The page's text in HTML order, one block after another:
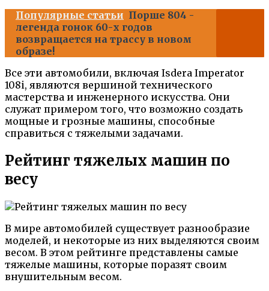
Популярные статьи Порше 804 -
легенда гонок 60-х годов
возвращается на трассу в новом
образе!
Все эти автомобили, включая Isdera Imperator
108i, являются вершиной технического
мастерства и инженерного искусства. Они
служат примером того, что возможно создать
мощные и грозные машины, способные
справиться с тяжелыми задачами.
Рейтинг тяжелых машин по
весу
В мире автомобилей существует разнообразие
моделей, и некоторые из них выделяются своим
весом. В этом рейтинге представлены самые
тяжелые машины, которые поразят своим
внушительным весом.